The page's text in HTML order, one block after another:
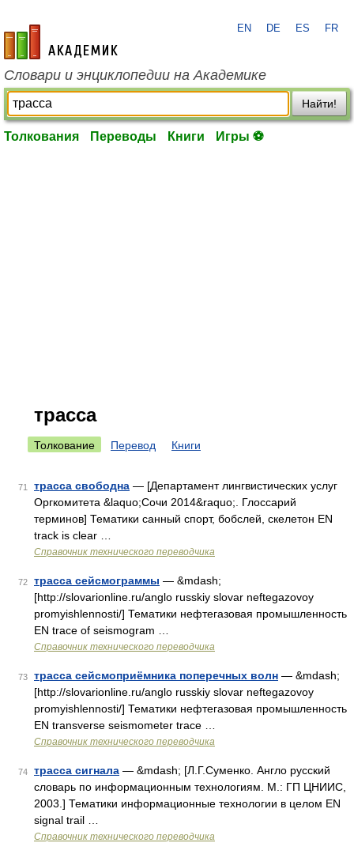
academic.ru
EN DE ES FR
Словари и энциклопедии на Академике
Найти!
Толкования Переводы Книги Игры ⚽
трасса
Толкование Перевод Книги
71 трасса свободна — [Департамент лингвистических услуг
Оргкомитета &laquo;Сочи 2014&raquo;. Глоссарий
терминов] Тематики санный спорт, бобслей, скелетон EN
track is clear …
Справочник технического переводчика
72 трасса сейсмограммы — &mdash;
[http://slovarionline.ru/anglo russkiy slovar neftegazovoy
promyishlennosti/] Тематики нефтегазовая промышленность
EN trace of seismogram …
Справочник технического переводчика
73 трасса сейсмоприёмника поперечных волн — &mdash;
[http://slovarionline.ru/anglo russkiy slovar neftegazovoy
promyishlennosti/] Тематики нефтегазовая промышленность
EN transverse seismometer trace …
Справочник технического переводчика
74 трасса сигнала — &mdash; [Л.Г.Суменко. Англо русский
словарь по информационным технологиям. М.: ГП ЦНИИС,
2003.] Тематики информационные технологии в целом EN
signal trail …
Справочник технического переводчика